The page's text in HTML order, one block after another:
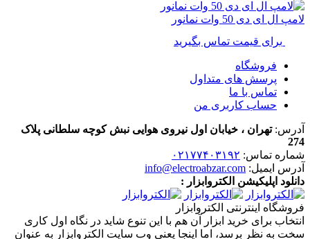
لامپ ال ای دی 50 وات نمانور
برای قیمت تماس بگیرید
فروشگاه
پرسش های متداول
تماس با ما
حساب کاربری من
آدرس:تهران ، خیابان اول نیروی هوایی نبش کوچه سلطانی پلاک
274
شماره تماس: ۰۲۱۷۷۴۰۳۱۹۲
آدرس ایمیل: info@electroabzar.com
دانلود اپلیکیشن الکتروابزار :
فروشگاه اینترنتی الکتروابزار
انتخاب برای خرید ابزار آن هم با این تنوع شاید در نگاه اول کاری
سخت به نظر برسد، اما اینجا یعنی وب سایت الکتروابزار به عنوان